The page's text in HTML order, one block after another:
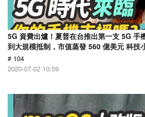
5G 資費出爐！夏普在台推出第一支 5G 手
到大規模抵制，市值蒸發 560 億美元 科技
# 104
2020-07-02 10:59